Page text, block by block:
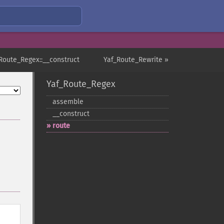
Yaf_Route_Rewrite »
Yaf_Route_Regex
assemble
_​_​construct
route